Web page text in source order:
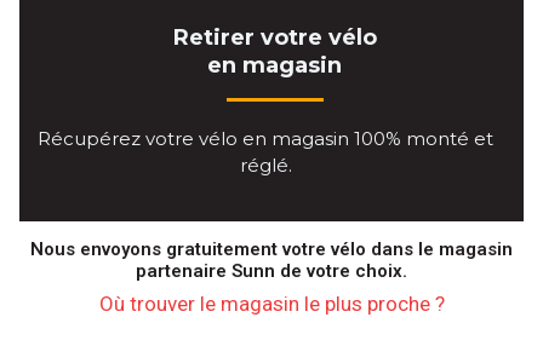
Retirer votre vélo
en magasin
Récupérez votre vélo en magasin 100% monté et
réglé.
Nous envoyons gratuitement votre vélo dans le magasin
partenaire Sunn de votre choix.
Où trouver le magasin le plus proche ?